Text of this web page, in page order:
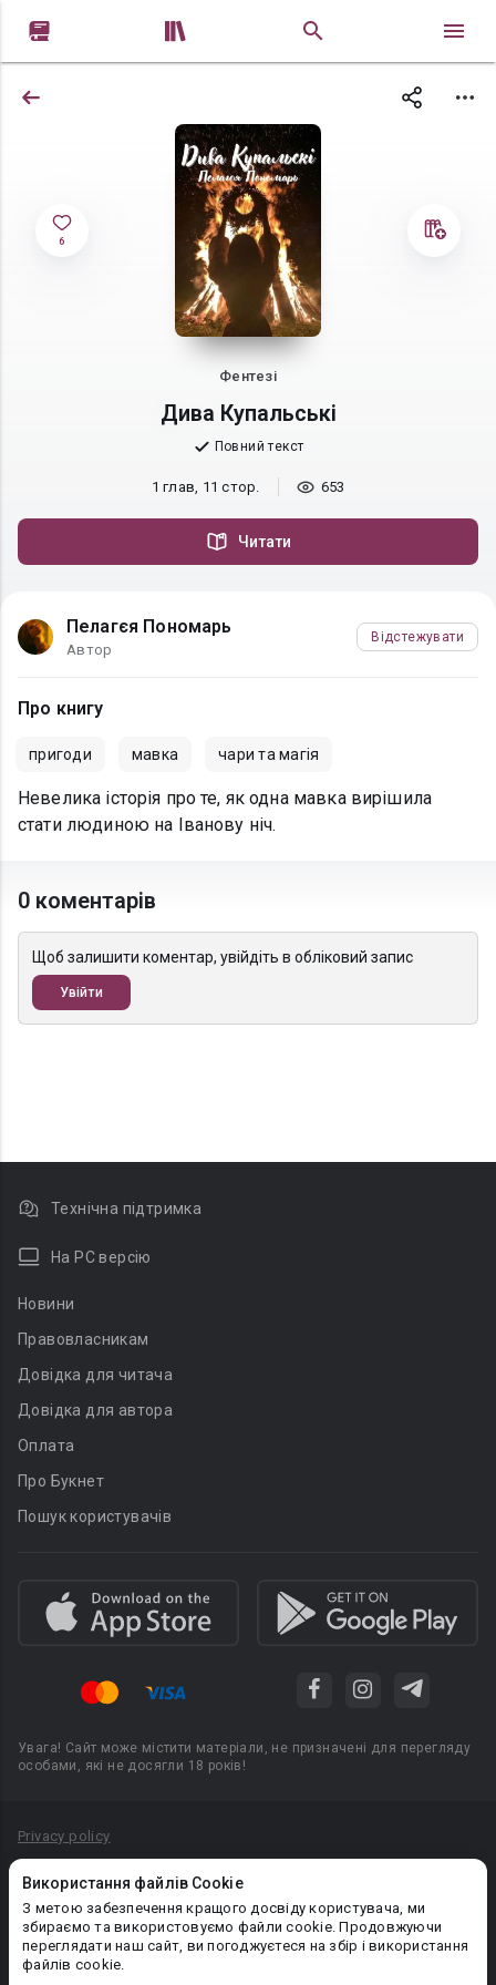
 
6
Фентезі
Дива Купальські
Повний текст
1 глав, 11 стор. 653
Читати
Пелагєя Пономарь
Автор
Відстежувати
Про книгу
пригоди мавка чари та магія
Невелика історія про те, як одна мавка вирішила
стати людиною на Іванову ніч.
0 коментарів
Щоб залишити коментар, увійдіть в обліковий запис
Увійти
Використання файлів Cookie
З метою забезпечення кращого досвіду користувача, ми
збираємо та використовуємо файли cookie. Продовжуючи
переглядати наш сайт, ви погоджуєтеся на збір і використання
файлів cookie.
Технічна підтримка
На PC версію
Новини
Правовласникам
Довідка для читача
Довідка для автора
Оплата
Про Букнет
Пошук користувачів
Увага! Сайт може містити матеріали, не призначені для перегляду
особами, які не досягли 18 років!
Privacy policy
Політика конфіденційності
Правила публікації авторського контенту
PR-вiддiл: pr@booknet.com